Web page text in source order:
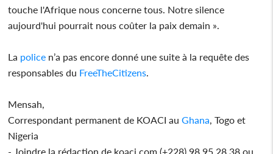
touche l'Afrique nous concerne tous. Notre silence
aujourd'hui pourrait nous coûter la paix demain ».
La police n’a pas encore donné une suite à la requête des
responsables du FreeTheCitizens
Mensah,
Correspondant permanent de KOACI auGhana , Togo et
Nigeria
- Joindre la rédaction de koaci.com (+228) 98 95 28 38 ou